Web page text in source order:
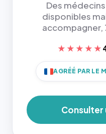
Des
disponibles
accompagner,
★★★★★
AGRÉÉ PAR LE
Consulter